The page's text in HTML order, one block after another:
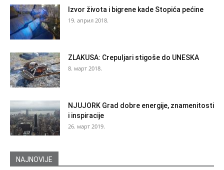
Izvor života i bigrene kade Stopića pećine
19. април 2018.
ZLAKUSA: Crepuljari stigoše do UNESKA
8. март 2018.
NJUJORK Grad dobre energije, znamenitosti
i inspiracije
26. март 2019.
NAJNOVIJE